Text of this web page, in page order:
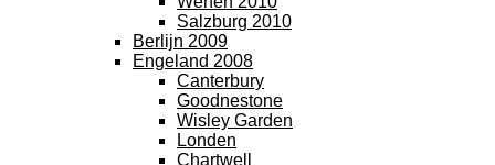
Salzburg 2010
Berlijn 2009
Engeland 2008
Canterbury
Goodnestone
Wisley Garden
Londen
Chartwell